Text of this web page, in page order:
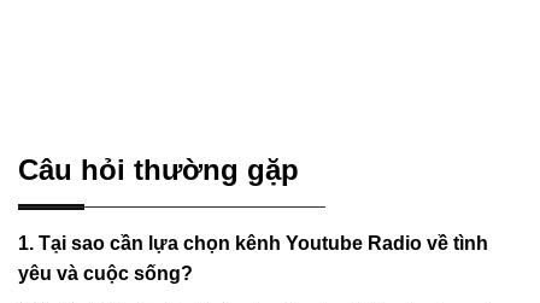
Câu hỏi thường gặp
1. Tại sao cần lựa chọn kênh Youtube Radio về tình
yêu và cuộc sống?